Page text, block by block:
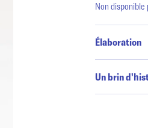
Non disponible
Élaboration
Un brin